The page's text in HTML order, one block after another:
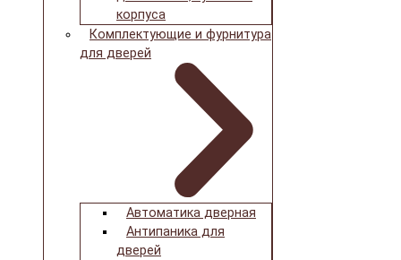
корпуса
Комплектующие и фурнитура
для дверей
Автоматика дверная
Антипаника для
дверей